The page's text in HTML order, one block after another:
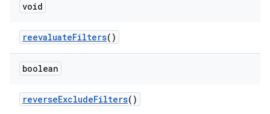
void
reevaluateFilters()
boolean
reverseExcludeFilters()